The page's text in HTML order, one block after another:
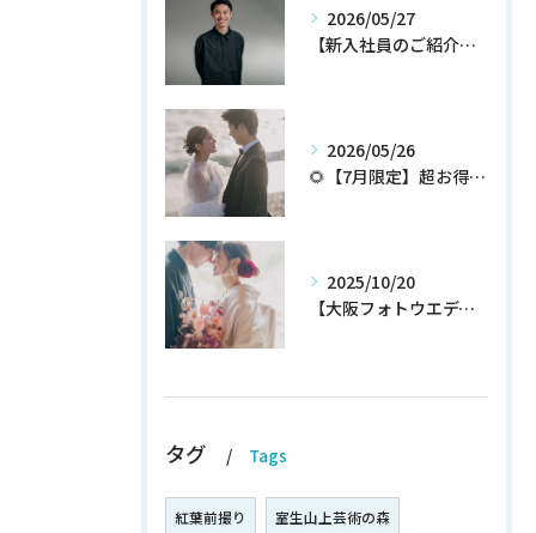
2026/05/27
【新入社員のご紹介】期待の新人！和田翔午JOIN!
2026/05/26
🌻【7月限定】超お得なウェディングフォトプランが登場✨
2025/10/20
【大阪フォトウエディング】秋プラン新登場！！！！いち早くチェック！
タグ Tags
紅葉前撮り 室生山上芸術の森